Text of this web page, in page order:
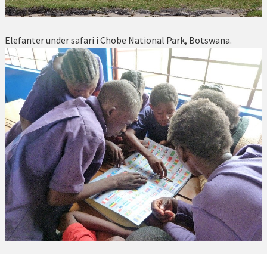
Elefanter under safari i Chobe National Park, Botswana.